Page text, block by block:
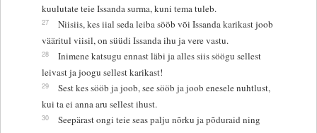
kuulutate teie Issanda surma, kuni tema tuleb.
27
Niisiis, kes iial seda leiba sööb või Issanda karikast joob
vääritul viisil, on süüdi Issanda ihu ja vere vastu.
28
Inimene katsugu ennast läbi ja alles siis söögu sellest
leivast ja joogu sellest karikast!
29
Sest kes sööb ja joob, see sööb ja joob enesele nuhtlust,
kui ta ei anna aru sellest ihust.
30
Seepärast ongi teie seas palju nõrku ja põduraid ning